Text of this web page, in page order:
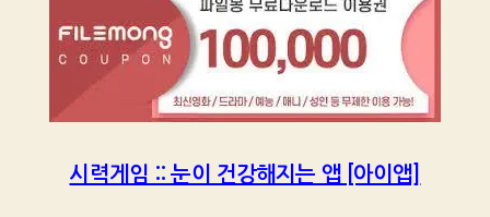
시력게임 :: 눈이 건강해지는 앱 [아이앱]